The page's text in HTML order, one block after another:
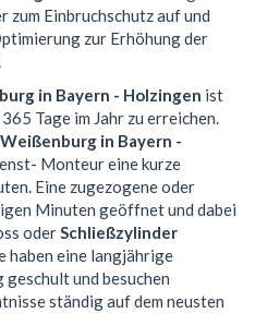
zum Einbruchschutz auf und
zur Erhöhung der
in Bayern - Holzingen ist
Tage im Jahr zu erreichen.
Weißenburg in Bayern -
Monteur eine kurze
Eine zugezogene oder
Minuten geöffnet und dabei
oderSchließzylinder
haben eine langjährige
und besuchen
ständig auf dem neusten